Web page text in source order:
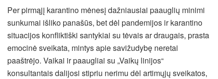
Per pirmąjį karantino mėnesį dažniausiai paauglių minimi
sunkumai išliko panašūs, bet dėl pandemijos ir karantino
situacijos konfliktiški santykiai su tėvais ar draugais, prasta
emocinė sveikata, mintys apie savižudybę neretai
paaštrėjo. Vaikai ir paaugliai su „Vaikų linijos“
konsultantais dalijosi stipriu nerimu dėl artimųjų sveikatos,